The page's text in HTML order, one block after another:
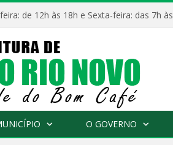
de 12h às 18h e Sexta-feira: das 7h
O GOVERNO